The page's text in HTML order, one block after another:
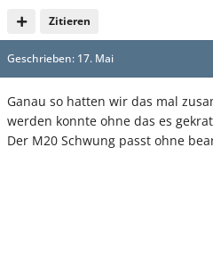
Zitieren
Geschrieben: 17. Mai
Ganau so hatten wir das mal
werden konnte ohne das es
Der M20 Schwung passt ohne